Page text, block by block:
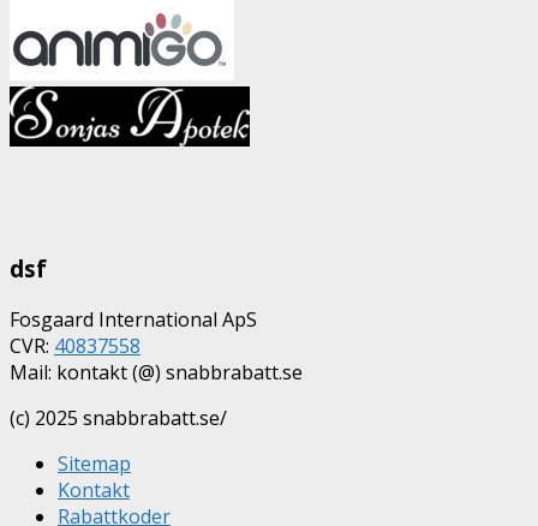
dsf
Fosgaard International ApS
CVR: 40837558
Mail: kontakt (@) snabbrabatt.se
(c) 2025 snabbrabatt.se/
Sitemap
Kontakt
Rabattkoder